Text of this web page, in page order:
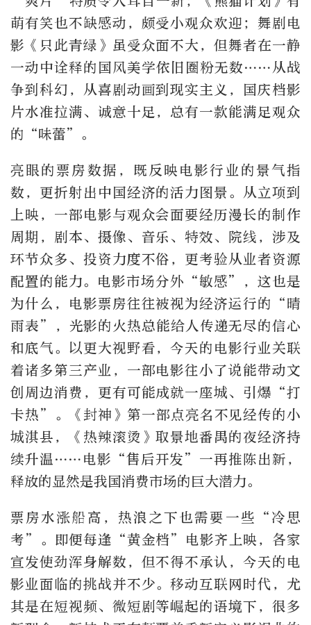
萌有笑也不缺感动，颇受小观众欢迎；舞剧电
影《只此青绿》虽受众面不大，但舞者在一静
一动中诠释的国风美学依旧圈粉无数……从战
争到科幻，从喜剧动画到现实主义，国庆档影
片水准拉满、诚意十足，总有一款能满足观众
的“味蕾”。
亮眼的票房数据，既反映电影行业的景气指
数，更折射出中国经济的活力图景。从立项到
上映，一部电影与观众会面要经历漫长的制作
周期，剧本、摄像、音乐、特效、院线，涉及
环节众多、投资力度不俗，更考验从业者资源
配置的能力。电影市场分外“敏感”，这也是
为什么，电影票房往往被视为经济运行的“晴
雨表”，光影的火热总能给人传递无尽的信心
和底气。以更大视野看，今天的电影行业关联
着诸多第三产业，一部电影往小了说能带动文
创周边消费，更有可能成就一座城、引爆“打
卡热”。《封神》第一部点亮名不见经传的小
城淇县，《热辣滚烫》取景地番禺的夜经济持
续升温……电影“售后开发”一再推陈出新，
释放的显然是我国消费市场的巨大潜力。
票房水涨船高，热浪之下也需要一些“冷思
考”。即便每逢“黄金档”电影齐上映，各家
宣发使劲浑身解数，但不得不承认，今天的电
影业面临的挑战并不少。移动互联网时代，尤
其是在短视频、微短剧等崛起的语境下，很多